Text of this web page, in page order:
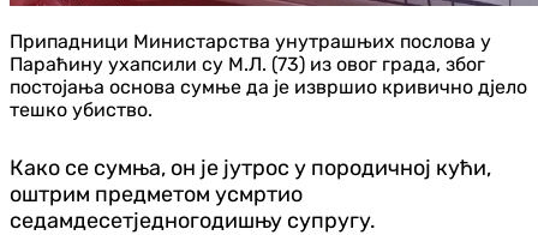
Припадници Министарства унутрашњих послова у
Параћину ухапсили су М.Л. (73) из овог града, због
постојања основа сумње да је извршио кривично дjело
тешко убиство.
Како се сумња, он је јутрос у породичној кући,
оштрим предметом усмртио
седамдесетједногодишњу супругу.